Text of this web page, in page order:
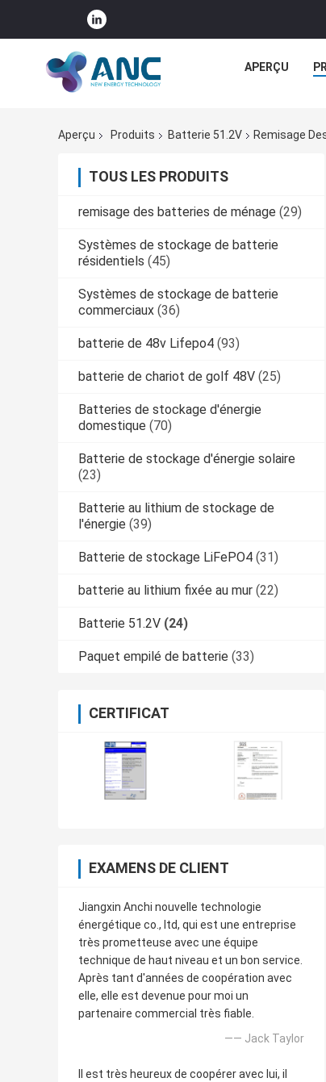
APERÇU
Aperçu Produits Batterie 51.2V Remisage
TOUS LES PRODUITS
remisage des batteries de ménage (29)
Systèmes de stockage de batterie
résidentiels (45)
Systèmes de stockage de batterie
commerciaux (36)
batterie de 48v Lifepo4 (93)
batterie de chariot de golf 48V (25)
Batteries de stockage d'énergie
domestique (70)
Batterie de stockage d'énergie solaire
(23)
Batterie au lithium de stockage de
l'énergie (39)
Batterie de stockage LiFePO4 (31)
batterie au lithium fixée au mur (22)
Batterie 51.2V (24)
Paquet empilé de batterie (33)
CERTIFICAT
EXAMENS DE CLIENT
Jiangxin Anchi nouvelle technologie
énergétique co., ltd, qui est une entreprise
très prometteuse avec une équipe
technique de haut niveau et un bon service.
Après tant d'années de coopération avec
elle, elle est devenue pour moi un
partenaire commercial très fiable.
—— Jack Taylor
Il est très heureux de coopérer avec lui, il